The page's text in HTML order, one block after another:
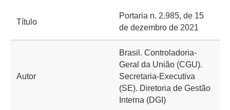
Título
Portaria n. 2.985, de 15
de dezembro de 2021
Autor
Brasil. Controladoria-
Geral da União (CGU).
Secretaria-Executiva
(SE). Diretoria de Gestão
Interna (DGI)